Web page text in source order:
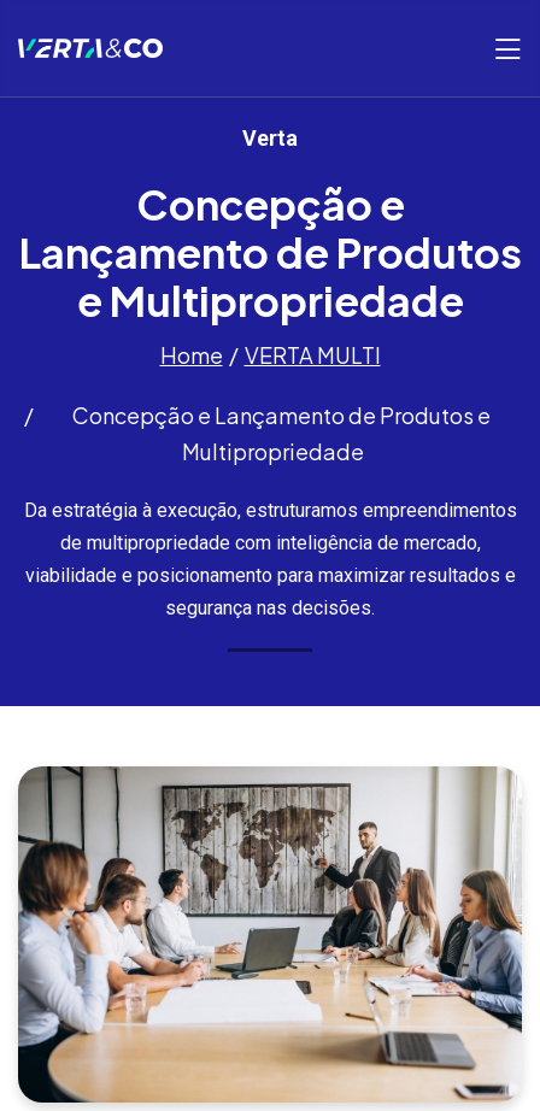
Verta
Concepção e
Lançamento de Produtos
e Multipropriedade
Home VERTA MULTI
Concepção e Lançamento de Produtos e
Multipropriedade
Da estratégia à execução, estruturamos empreendimentos
de multipropriedade com inteligência de mercado,
viabilidade e posicionamento para maximizar resultados e
segurança nas decisões.